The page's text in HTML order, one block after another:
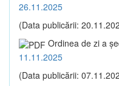
26.11.2025
(Data publicării:
Ordinea de zi a
11.11.2025
(Data publicării: